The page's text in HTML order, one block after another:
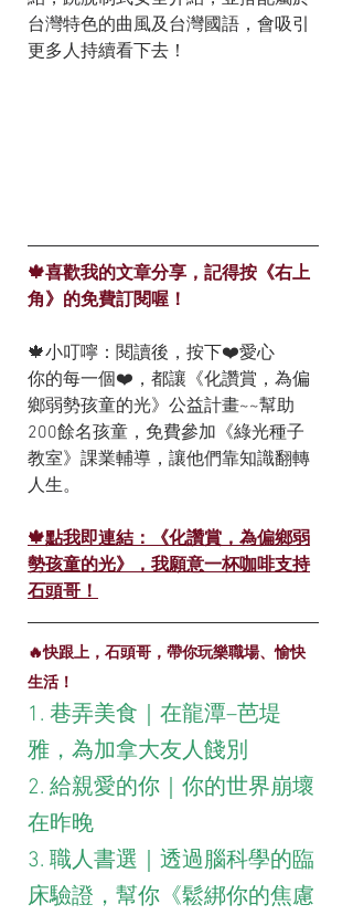
台灣特色的曲風及台灣國語，會吸引
更多人持續看下去！
🍁喜歡我的文章分享，記得按《右上
角》的免費訂閱喔！
🍁小叮嚀：閱讀後，按下❤️愛心
你的每一個❤️，都讓《化讚賞，為偏
鄉弱勢孩童的光》公益計畫~~幫助
200餘名孩童，免費參加《綠光種子
教室》課業輔導，讓他們靠知識翻轉
人生。
🍁點我即連結：《化讚賞，為偏鄉弱
勢孩童的光》，我願意一杯咖啡支持
石頭哥！
🔥快跟上，石頭哥，帶你玩樂職場、愉快
生活！
1. 巷弄美食｜在龍潭–芭堤
雅，為加拿大友人餞別
2. 給親愛的你｜你的世界崩壞
在昨晚
3. 職人書選｜透過腦科學的臨
床驗證，幫你《鬆綁你的焦慮